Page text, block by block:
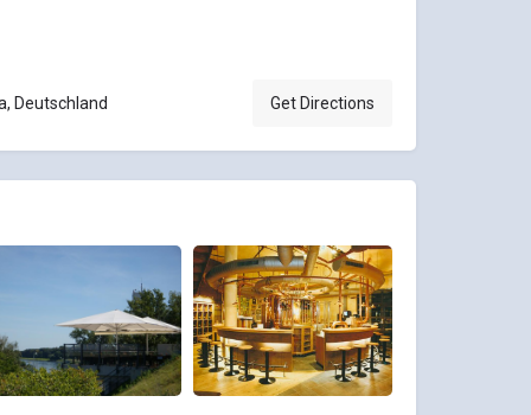
Deutschland Get Directions